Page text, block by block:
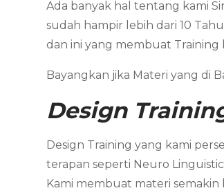
Ada banyak hal tentang kami
sudah hampir lebih dari 10
dan ini yang membuat Training
Bayangkan jika Materi yang di
Design
Design Training yang kami
terapan seperti Neuro
Kami membuat materi